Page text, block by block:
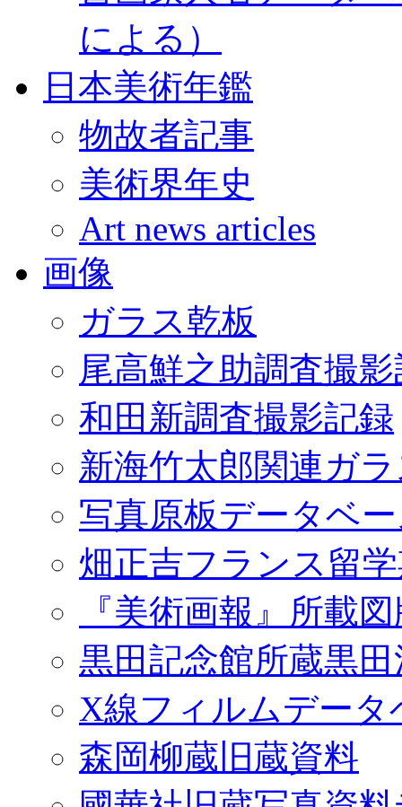
による）
日本美術年鑑
物故者記事
美術界年史
Art news articles
画像
ガラス乾板
尾高鮮之助調査撮
和田新調査撮影記録
新海竹太郎関連ガ
写真原板データベ
畑正吉フランス留
『美術画報』所載
黒田記念館所蔵黒
X線フィルムデータ
森岡柳蔵旧蔵資料